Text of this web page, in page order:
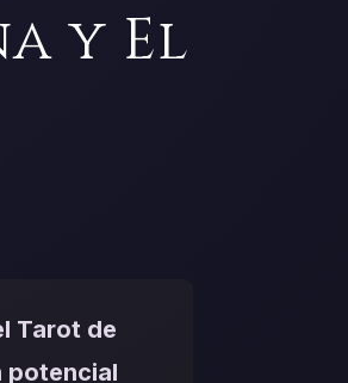
y El
Tarot de
potencial